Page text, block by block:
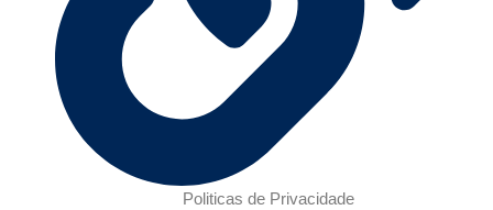
Politicas de Privacidade